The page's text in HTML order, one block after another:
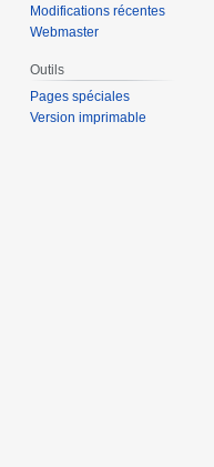
Modifications récentes
Webmaster
Outils
Pages spéciales
Version imprimable